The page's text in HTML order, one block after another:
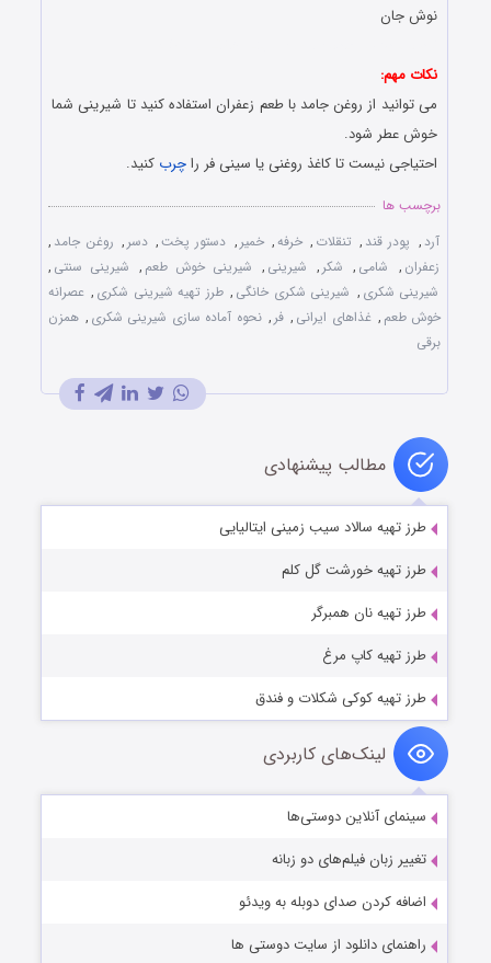
نوش جان
نکات مهم:
می توانید از روغن جامد با طعم زعفران استفاده کنید تا شیرینی شما
خوش عطر شود.
احتیاجی نیست تا کاغذ روغنی یا سینی فر راچرب کنید.
برچسب ها
آرد , پودر قند , تنقلات , خرفه, خمیر , دستور پخت, دسر , روغن جامد ,
زعفران , شامی , شکر , شیرینی , شیرینی خوش طعم , شیرینی سنتی ,
شیرینی شکری , شیرینی شکری خانگی , طرز تهیه شیرینی شکری , عصرانه
خوش طعم , غذاهای ایرانی , فر , نحوه آماده سازی شیرینی شکری , همزن
برقی
مطالب پیشنهادی
طرز تهیه سالاد سیب زمینی ایتالیایی
طرز تهیه خورشت گل کلم
طرز تهیه نان همبرگر
طرز تهیه کاپ مرغ
طرز تهیه کوکی شکلات و فندق
لینک‌های کاربردی
سینمای آنلاین دوستی‌ها
تغییر زبان فیلم‌های دو زبانه
اضافه کردن صدای دوبله به ویدئو
راهنمای دانلود از سایت دوستی ها